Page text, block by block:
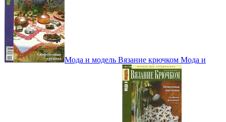
Мода и модель Вязание крючком Мода и